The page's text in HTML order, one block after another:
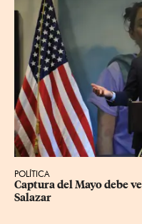
POLÍTICA
Captura del Mayo debe
Salazar